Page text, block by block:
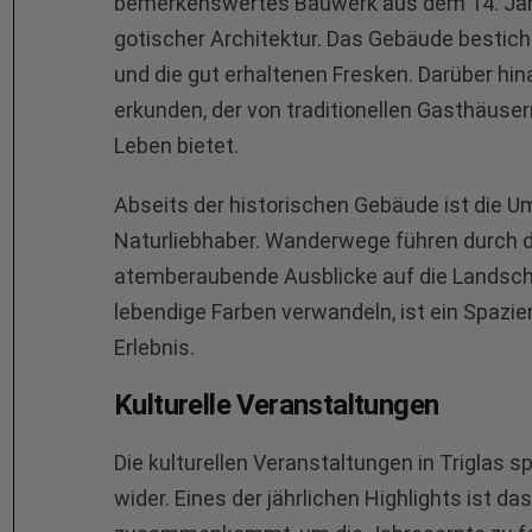
gotischer Architektur. Das Gebäude
und die gut erhaltenen Fresken. Darüber
erkunden, der von traditionellen
Leben bietet.
Abseits der historischen Gebäude ist die
Naturliebhaber. Wanderwege führen durch
atemberaubende Ausblicke auf die
lebendige Farben verwandeln, ist ein
Erlebnis.
Kulturelle Veranstaltungen
Die kulturellen Veranstaltungen in Triglas
wider. Eines der jährlichen Highlights ist